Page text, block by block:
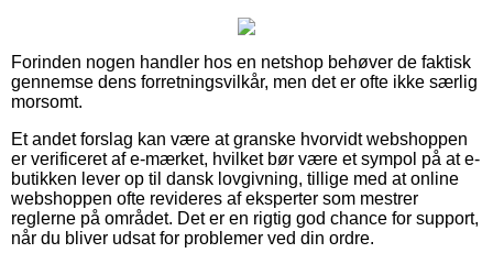
Forinden nogen handler hos en netshop behøver de faktisk
gennemse dens forretningsvilkår, men det er ofte ikke særlig
morsomt.
Et andet forslag kan være at granske hvorvidt webshoppen
er verificeret af e-mærket, hvilket bør være et sympol på at e-
butikken lever op til dansk lovgivning, tillige med at online
webshoppen ofte revideres af eksperter som mestrer
reglerne på området. Det er en rigtig god chance for support,
når du bliver udsat for problemer ved din ordre.